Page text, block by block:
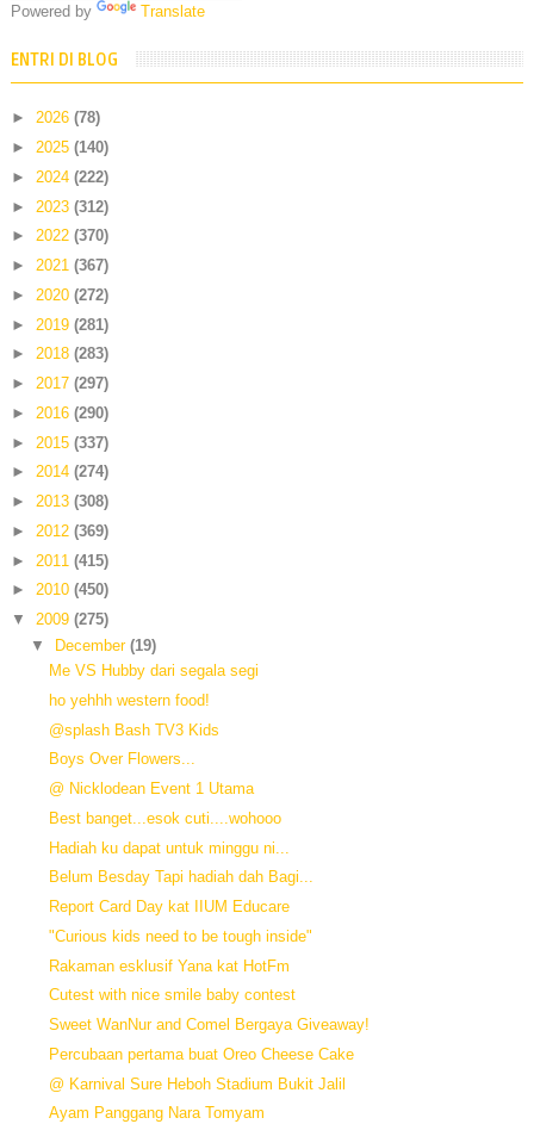
Powered by Translate
ENTRI DI BLOG
► 2026 (78)
► 2025 (140)
► 2024 (222)
► 2023 (312)
► 2022 (370)
► 2021 (367)
► 2020 (272)
► 2019 (281)
► 2018 (283)
► 2017 (297)
► 2016 (290)
► 2015 (337)
► 2014 (274)
► 2013 (308)
► 2012 (369)
► 2011 (415)
► 2010 (450)
▼ 2009 (275)
▼ December (19)
Me VS Hubby dari segala segi
ho yehhh western food!
@splash Bash TV3 Kids
Boys Over Flowers...
@ Nicklodean Event 1 Utama
Best banget...esok cuti....wohooo
Hadiah ku dapat untuk minggu ni...
Belum Besday Tapi hadiah dah Bagi...
Report Card Day kat IIUM Educare
"Curious kids need to be tough inside"
Rakaman esklusif Yana kat HotFm
Cutest with nice smile baby contest
Sweet WanNur and Comel Bergaya Giveaway!
Percubaan pertama buat Oreo Cheese Cake
@ Karnival Sure Heboh Stadium Bukit Jalil
Ayam Panggang Nara Tomyam